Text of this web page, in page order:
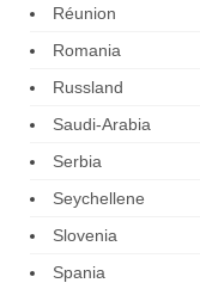
Réunion
Romania
Russland
Saudi-Arabia
Serbia
Seychellene
Slovenia
Spania